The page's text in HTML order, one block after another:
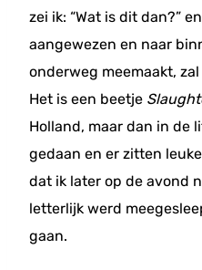
zei ik: “Wat is dit dan?”
aangewezen en naar
onderweg meemaakt,
Het is een beetje
Holland, maar dan in de
gedaan en er zitten
dat ik later op de avond
letterlijk werd
gaan.